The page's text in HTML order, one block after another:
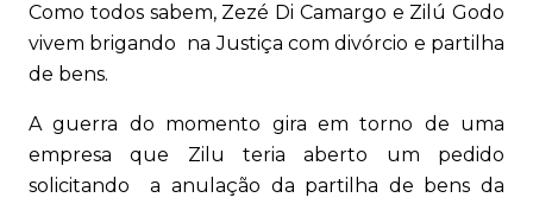
Como todos sabem, Zezé Di Camargo e Zilú Godo
vivem brigando na Justiça com divórcio e partilha
de bens.
A guerra do momento gira em torno de uma
empresa que Zilu teria aberto um pedido
solicitando a anulação da partilha de bens da